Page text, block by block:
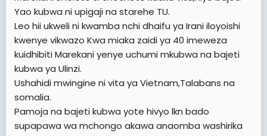
Yao kubwa ni upigaji na starehe TU.
Leo hii ukweli ni kwamba nchi dhaifu ya Irani iloyoishi
kwenye vikwazo Kwa miaka zaidi ya 40 imeweza
kuidhibiti Marekani yenye uchumi mkubwa na bajeti
kubwa ya Ulinzi.
Ushahidi mwingine ni vita ya Vietnam,Talabans na
somalia.
Pamoja na bajeti kubwa yote hivyo lkn bado
supapawa wa mchongo akawa anaomba washirika